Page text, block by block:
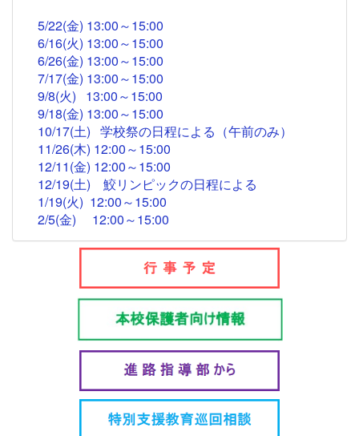
5/22(金) 13:00～15:00
6/16(火) 13:00～15:00
6/26(金) 13:00～15:00
7/17(金) 13:00～15:00
9/8(火) 13:00～15:00
9/18(金) 13:00～15:00
10/17(土) 学校祭の日程による （午前のみ）
11/26(木) 12:00～15:00
12/11(金) 12:00～15:00
12/19(土) 鮫リンピックの日程による
1/19(火) 12:00～15:00
2/5(金) 12:00～15:00